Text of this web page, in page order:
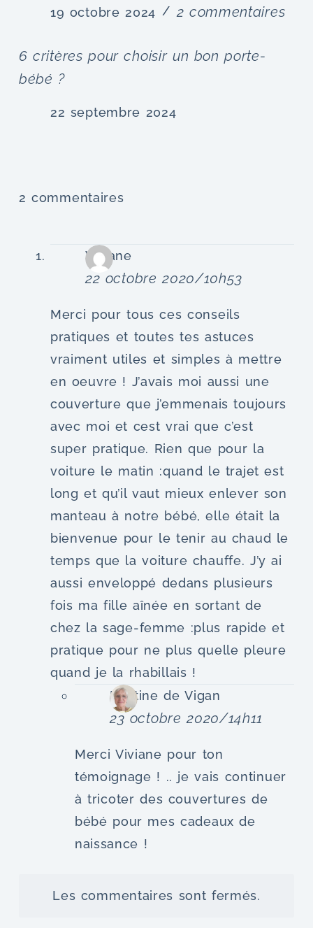
19 octobre 2024 2 commentaires
6 critères pour choisir un bon porte-
bébé ?
22 septembre 2024
2 commentaires
Viviane
22 octobre 2020/10h53
Merci pour tous ces conseils
pratiques et toutes tes astuces
vraiment utiles et simples à mettre
en oeuvre ! J’avais moi aussi une
couverture que j’emmenais toujours
avec moi et cest vrai que c’est
super pratique. Rien que pour la
voiture le matin :quand le trajet est
long et qu’il vaut mieux enlever son
manteau à notre bébé, elle était la
bienvenue pour le tenir au chaud le
temps que la voiture chauffe. J’y ai
aussi enveloppé dedans plusieurs
fois ma fille aînée en sortant de
chez la sage-femme :plus rapide et
pratique pour ne plus quelle pleure
quand je la rhabillais !
Martine de Vigan
23 octobre 2020/14h11
Merci Viviane pour ton
témoignage ! .. je vais continuer
à tricoter des couvertures de
bébé pour mes cadeaux de
naissance !
Les commentaires sont fermés.